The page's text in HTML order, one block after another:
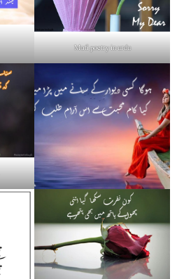
Mafi poetry in urdu